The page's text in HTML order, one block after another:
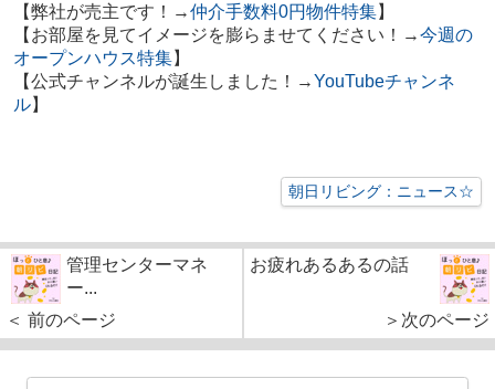
【弊社が売主です！→仲介手数料0円物件特集】
【お部屋を見てイメージを膨らませてください！→今週の
オープンハウス特集】
【公式チャンネルが誕生しました！→YouTubeチャンネ
ル】
朝日リビング：ニュース☆
管理センターマネ
ー...
＜ 前のページ
お疲れあるあるの話
＞次のページ